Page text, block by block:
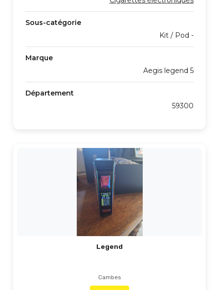
Sous-catégorie
Kit / Pod -
Marque
Aegis legend 5
Département
59300
Legend
Cambes